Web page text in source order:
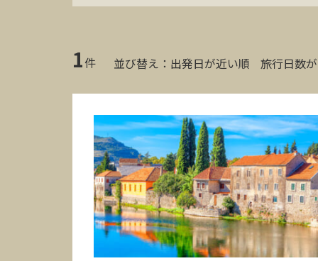
1件 並び替え： 出発日が近い順 旅行日数